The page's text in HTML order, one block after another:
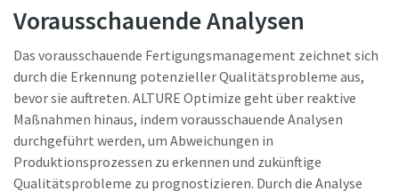
Vorausschauende Analysen
Das vorausschauende Fertigungsmanagement zeichnet sich
durch die Erkennung potenzieller Qualitätsprobleme aus,
bevor sie auftreten. ALTURE Optimize geht über reaktive
Maßnahmen hinaus, indem vorausschauende Analysen
durchgeführt werden, um Abweichungen in
Produktionsprozessen zu erkennen und zukünftige
Qualitätsprobleme zu prognostizieren. Durch die Analyse